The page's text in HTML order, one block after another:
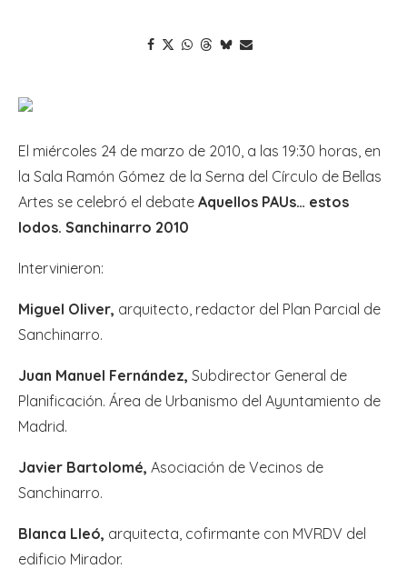
El miércoles 24 de marzo de 2010, a las 19:30 horas, en
la Sala Ramón Gómez de la Serna del Círculo de Bellas
Artes se celebró el debate Aquellos PAUs… estos
lodos. Sanchinarro 2010
Intervinieron:
Miguel Oliver, arquitecto, redactor del Plan Parcial de
Sanchinarro.
Juan Manuel Fernández, Subdirector General de
Planificación. Área de Urbanismo del Ayuntamiento de
Madrid.
Javier Bartolomé, Asociación de Vecinos de
Sanchinarro.
Blanca Lleó, arquitecta, cofirmante con MVRDV del
edificio Mirador.